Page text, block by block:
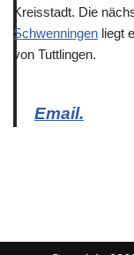
Kreisstadt. Die
Schwenningen liegt
von Tuttlingen.
Email.